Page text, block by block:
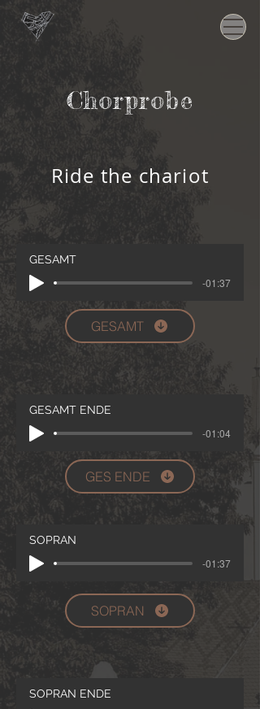
Chorprobe
Ride the chariot
GESAMT
-01:37
GESAMT
GESAMT ENDE
-01:04
GES ENDE
SOPRAN
-01:37
SOPRAN
SOPRAN ENDE